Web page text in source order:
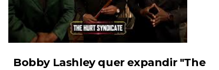
AEW Dynamite 29JUL26
Unknown-Jul 30 2026
Bobby Lashley quer expandir "The